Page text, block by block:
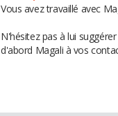
Vous avez travaillé avec
N'hésitez pas à lui
d'abord Magali à vos